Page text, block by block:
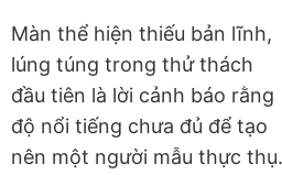
Màn thể hiện thiếu bản lĩnh,
lúng túng trong thử thách
đầu tiên là lời cảnh báo rằng
độ nổi tiếng chưa đủ để tạo
nên một người mẫu thực thụ.